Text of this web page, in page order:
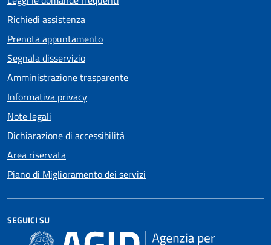
Richiedi assistenza
Prenota appuntamento
Segnala disservizio
Amministrazione trasparente
Informativa privacy
Note legali
Dichiarazione di accessibilità
Area riservata
Piano di Miglioramento dei servizi
SEGUICI SU